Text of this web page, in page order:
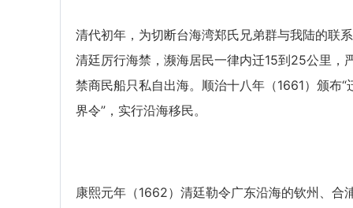
清代初年，为切断台海湾郑氏兄弟群与我陆的联
清廷厉行海禁，濒海居民一律内迁15到25公里，
禁商民船只私自出海。顺治十八年（1661）颁布“
界令”，实行沿海移民。
康熙元年（1662）清廷勒令广东沿海的钦州、合